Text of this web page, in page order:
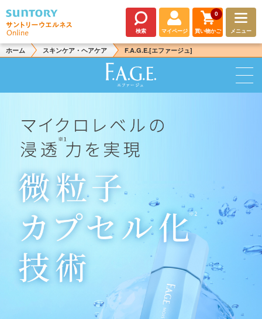
検索 マイページ
0
買い物かご メニュー
ホーム スキンケア・ヘアケア F.A.G.E.[エファージュ]